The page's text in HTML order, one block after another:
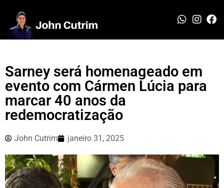
Sarney será homenageado em
evento com Cármen Lúcia para
marcar 40 anos da
redemocratização
John Cutrim janeiro 31, 2025